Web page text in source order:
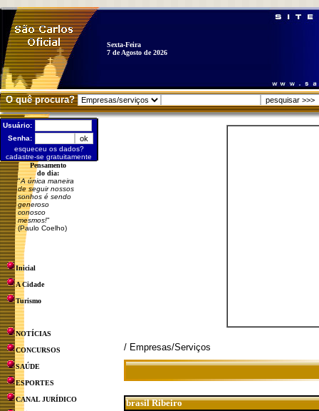
Sexta-Feira
7 de Agosto de 2026
O quê procura?
Usuário:
Senha:
esqueceu os dados?
cadastre-se gratuitamente
Pensamento
do dia:
"A única maneira
de seguir nossos
sonhos é sendo
generoso
conosco
mesmos!"
(Paulo Coelho)
Inicial
A Cidade
Turismo
NOTÍCIAS
CONCURSOS
SAÚDE
ESPORTES
CANAL JURÍDICO
/ Empresas/Serviços
brasil Ribeiro